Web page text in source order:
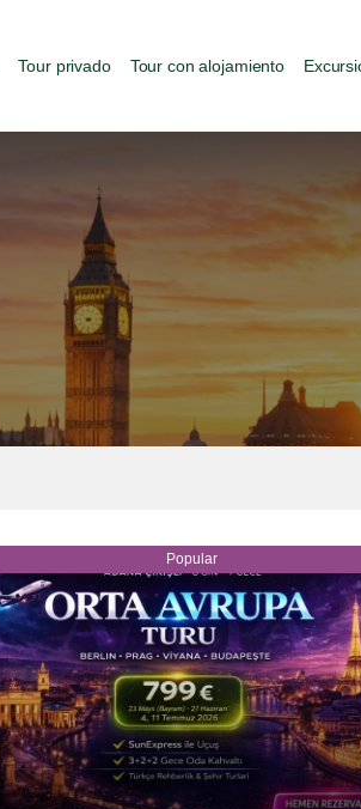
Tour privado Tour con alojamiento
Popular